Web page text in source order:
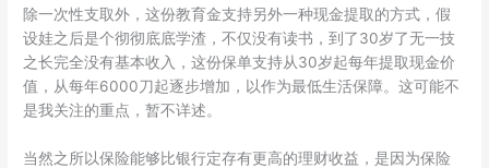
除一次性支取外，这份教育金支持另外一种现金提取的方式，假
设娃之后是个彻彻底底学渣，不仅没有读书，到了30岁了无一技
之长完全没有基本收入，这份保单支持从30岁起每年提取现金价
值，从每年6000刀起逐步增加，以作为最低生活保障。这可能不
是我关注的重点，暂不详述。
当然之所以保险能够比银行定存有更高的理财收益，是因为保险